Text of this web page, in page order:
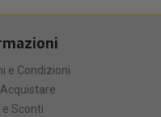
e Condizioni
Sconti